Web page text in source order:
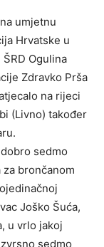
umjetnu
Hrvatske u
Ogulina
Zdravko Prša
na rijeci
(Livno) također
sedmo
brončanom
Joško Šuća,
u vrlo jakoj
sedmo